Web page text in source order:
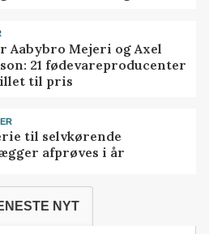
Aabybro Mejeri og Axel
21 fødevareproducenter
til pris
til selvkørende
afprøves i år
NYT